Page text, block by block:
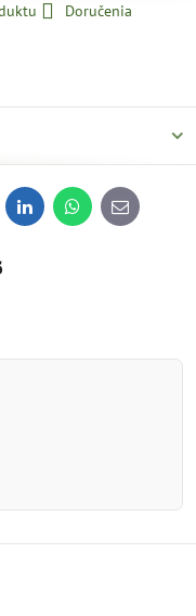
Doručenia
LinkedInWhatsApp
E-
mail